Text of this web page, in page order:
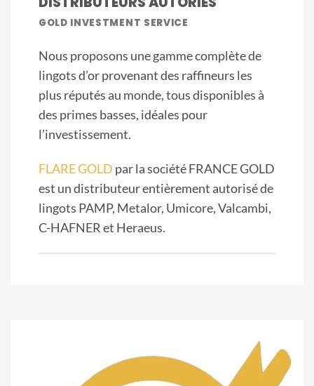
GOLD INVESTMENT SERVICE
Nous proposons une gamme complète de
lingots d’or provenant des raffineurs les
plus réputés au monde, tous disponibles à
des primes basses, idéales pour
l’investissement.
FLARE GOLD par la société FRANCE GOLD
est un distributeur entièrement autorisé de
lingots PAMP, Metalor, Umicore, Valcambi,
C-HAFNER et Heraeus.